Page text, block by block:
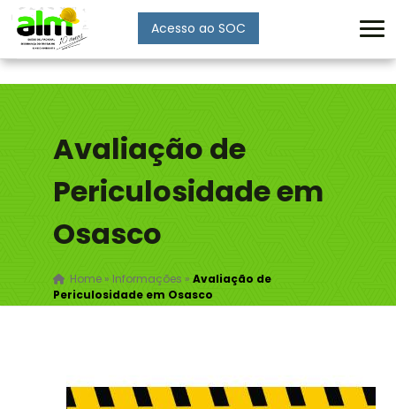
Acesso ao SOC
Avaliação de
Periculosidade em
Osasco
Home» Informações » Avaliação de
Periculosidade em Osasco
Enviar